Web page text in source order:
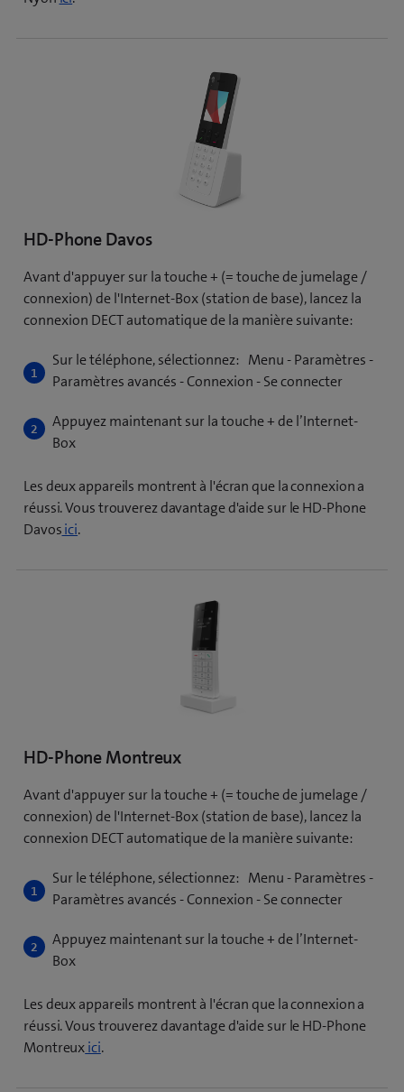
HD-Phone Davos
Avant d'appuyer sur la touche + (= touche de jumelage /
connexion) de l'Internet-Box (station de base), lancez la
connexion DECT automatique de la manière suivante:
Sur le téléphone, sélectionnez: Menu - Paramètres -
Paramètres avancés - Connexion - Se connecter
Appuyez maintenant sur la touche + de l’Internet-
Box
Les deux appareils montrent à l'écran que la connexion a
réussi. Vous trouverez davantage d'aide sur le HD-Phone
Davosici.
HD-Phone Montreux
Avant d'appuyer sur la touche + (= touche de jumelage /
connexion) de l'Internet-Box (station de base), lancez la
connexion DECT automatique de la manière suivante:
Sur le téléphone, sélectionnez: Menu - Paramètres -
Paramètres avancés - Connexion - Se connecter
Appuyez maintenant sur la touche + de l’Internet-
Box
Les deux appareils montrent à l'écran que la connexion a
réussi. Vous trouverez davantage d'aide sur le HD-Phone
Montreuxici.